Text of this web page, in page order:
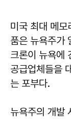
미국 최대 메
품은 뉴욕주가
크론이 뉴욕에
공급업체들을
는 포부다.
뉴욕주의 개발